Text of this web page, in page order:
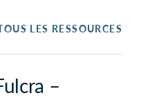
LES RESSOURCES
–